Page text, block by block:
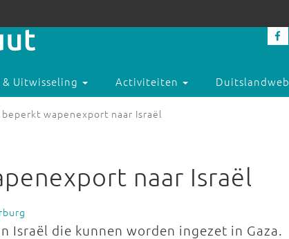
Uitwisseling Activiteiten Duitslandweb
wapenexport naar Israël
naar Israël
Israël die kunnen worden ingezet in Gaza.